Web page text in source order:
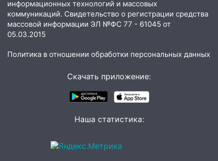
15:47 На улице Радищева сбили
курьера: крупная авария в Ульяновске
15:15 Проводил до квартиры и ограбил:
рецидивистом
В Ульяновске ограничат движение
67% ульяновцев готовы
передумать увольняться, если им
Инсценировали ДТП и получили
информационных технологий и массовых
коммуникаций. Свидетельство о регистрации средства
массовой информации ЭЛ №ФС 77 - 61045 от
05.03.2015
Политика в отношении обработки персональных данных
Скачать приложение:
Наша статистика: